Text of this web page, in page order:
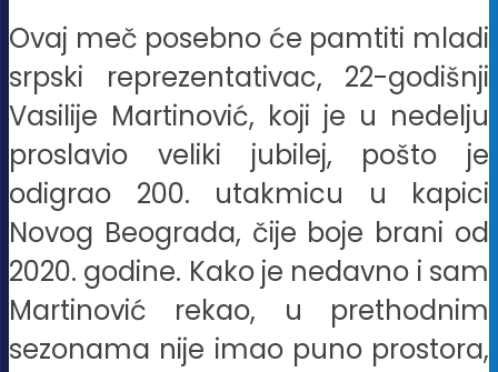
Ovaj meč posebno će pamtiti mladi
srpski reprezentativac, 22-godišnji
Vasilije Martinović, koji je u nedelju
proslavio veliki jubilej, pošto je
odigrao 200. utakmicu u kapici
Novog Beograda, čije boje brani od
2020. godine. Kako je nedavno i sam
Martinović rekao, u prethodnim
sezonama nije imao puno prostora,